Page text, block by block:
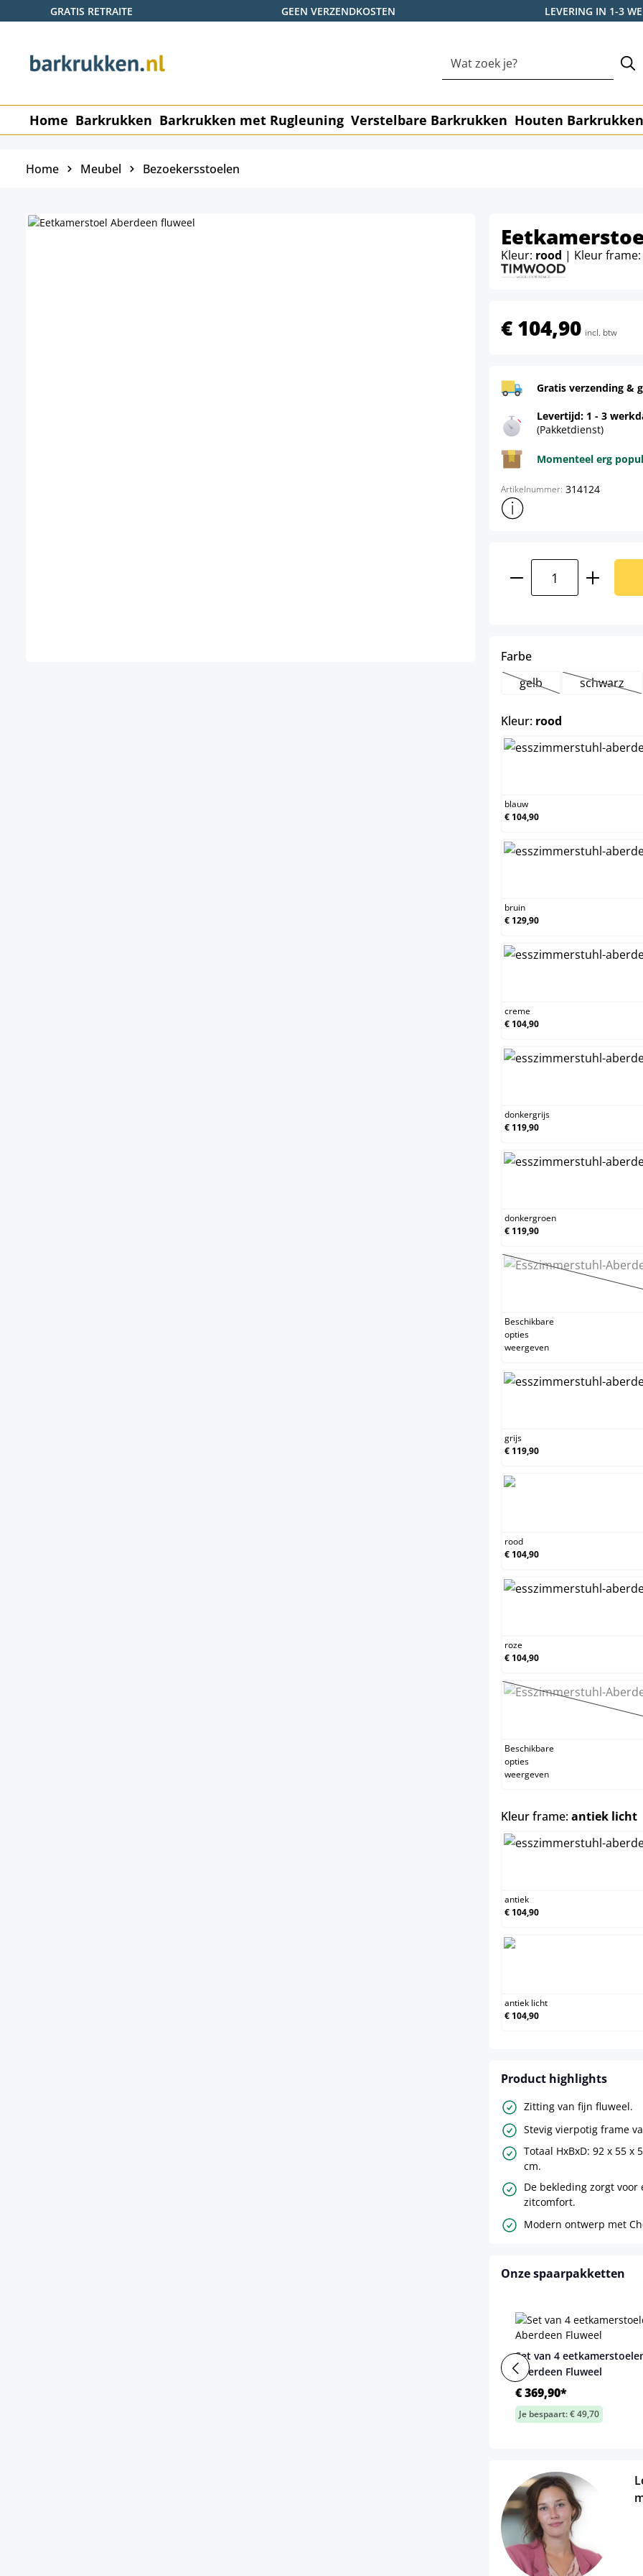
de hoofdinhoud
Ga naar de zoekopdracht
Ga naar de hoofdnavigatie
GRATIS RETRAITE GEEN VERZENDKOSTEN LEVERING IN 1-3
Home Barkrukken Barkrukken met Rugleuning Verstelbare Barkrukken Houten Barkrukken
Home Meubel Bezoekersstoelen
Kleur: rood | Kleur frame:
€ 104,90 incl. btw
Gratis verzending &
Levertijd: 1 - 3
(Pakketdienst)
Momenteel erg
Artikelnummer: 314124
Toon meer productinformatie
Farbeselect
gelb(Deze optie isschwarz
(Deze
Kleur: rood
blauw
€ 104,90
bruin
€ 129,90
creme
€ 104,90
donkergrijs
€ 119,90
donkergroen
€ 119,90
geel
Beschikbare
opties
weergeven
grijs
€ 119,90
rood
€ 104,90
roze
€ 104,90
Beschikbare
opties
weergeven
Kleur frame:antiek licht
antiek
€ 104,90
antiek licht
€ 104,90
Product highlights
Zitting van fijn fluweel.
Stevig vierpotig frame
Totaal HxBxD: 92 x 55 x
cm.
De bekleding zorgt voor
zitcomfort.
Modern ontwerp met
Onze spaarpakketten
Set van 4
Aberdeen Fluweel
€ 369,90*
Je bespaart: € 49,70